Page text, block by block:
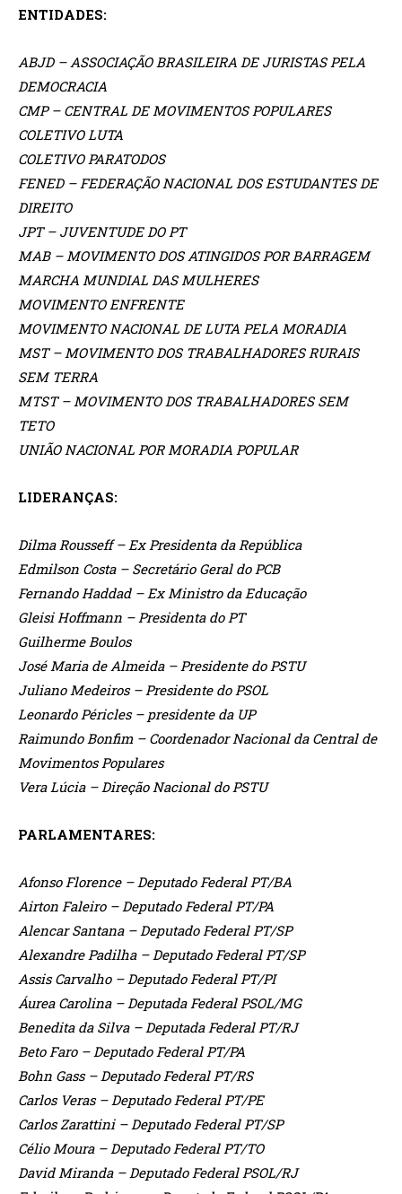
ENTIDADES:
ABJD – ASSOCIAÇÃO BRASILEIRA DE JURISTAS PELA
DEMOCRACIA
CMP – CENTRAL DE MOVIMENTOS POPULARES
COLETIVO LUTA
COLETIVO PARATODOS
FENED – FEDERAÇÃO NACIONAL DOS ESTUDANTES DE
DIREITO
JPT – JUVENTUDE DO PT
MAB – MOVIMENTO DOS ATINGIDOS POR BARRAGEM
MARCHA MUNDIAL DAS MULHERES
MOVIMENTO ENFRENTE
MOVIMENTO NACIONAL DE LUTA PELA MORADIA
MST – MOVIMENTO DOS TRABALHADORES RURAIS
SEM TERRA
MTST – MOVIMENTO DOS TRABALHADORES SEM
TETO
UNIÃO NACIONAL POR MORADIA POPULAR
LIDERANÇAS:
Dilma Rousseff – Ex Presidenta da República
Edmilson Costa – Secretário Geral do PCB
Fernando Haddad – Ex Ministro da Educação
Gleisi Hoffmann – Presidenta do PT
Guilherme Boulos
José Maria de Almeida – Presidente do PSTU
Juliano Medeiros – Presidente do PSOL
Leonardo Péricles – presidente da UP
Raimundo Bonfim – Coordenador Nacional da Central de
Movimentos Populares
Vera Lúcia – Direção Nacional do PSTU
PARLAMENTARES:
Afonso Florence – Deputado Federal PT/BA
Airton Faleiro – Deputado Federal PT/PA
Alencar Santana – Deputado Federal PT/SP
Alexandre Padilha – Deputado Federal PT/SP
Assis Carvalho – Deputado Federal PT/PI
Áurea Carolina – Deputada Federal PSOL/MG
Benedita da Silva – Deputada Federal PT/RJ
Beto Faro – Deputado Federal PT/PA
Bohn Gass – Deputado Federal PT/RS
Carlos Veras – Deputado Federal PT/PE
Carlos Zarattini – Deputado Federal PT/SP
Célio Moura – Deputado Federal PT/TO
David Miranda – Deputado Federal PSOL/RJ